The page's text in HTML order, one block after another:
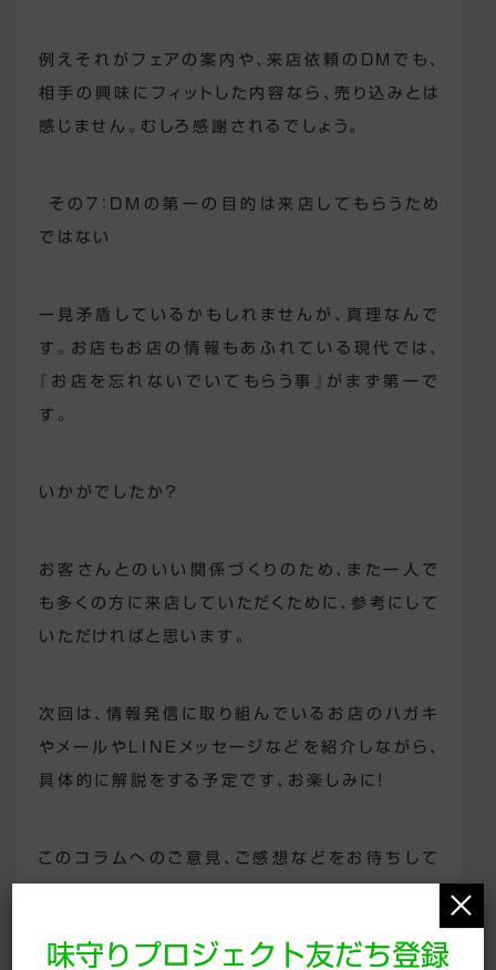
例えそれがフェアの案内や、来店依頼のDMでも、
相手の興味にフィットした内容なら、売り込みとは
感じません。むしろ感謝されるでしょう。
その７：DMの第一の目的は来店してもらうため
ではない
一見矛盾しているかもしれませんが、真理なんで
す。お店もお店の情報もあふれている現代では、
『お店を忘れないでいてもらう事』がまず第一で
す。
いかがでしたか？
お客さんとのいい関係づくりのため、また一人で
も多くの方に来店していただくために、参考にして
いただければと思います。
次回は、情報発信に取り組んでいるお店のハガキ
やメールやLINEメッセージなどを紹介しながら、
具体的に解説をする予定です、お楽しみに！
このコラムへのご意見、ご感想などをお待ちして
味守りプロジェクト友だち登録
×